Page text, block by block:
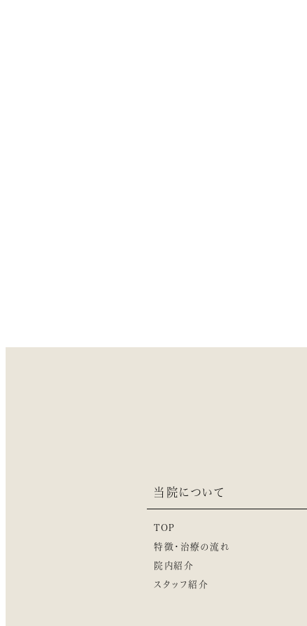
当院について
TOP
特徴・治療の流れ
院内紹介
スタッフ紹介